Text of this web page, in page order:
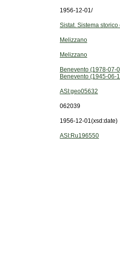
1956-12-01/
Sistat. Sistema
Melizzano
Melizzano
Benevento (1978-07-
Benevento (1945-06-
ASI:geo05632
062039
1956-12-01(xsd:date)
ASI:Ru196550